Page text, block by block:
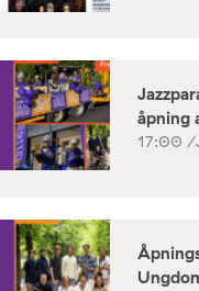
åpning
17:00 /